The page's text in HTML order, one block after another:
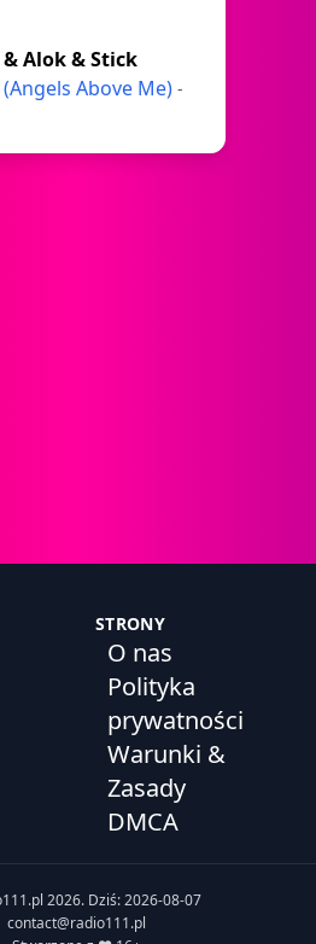
Alok & Stick
Above Me) -
STRONY
O nas
Polityka
prywatności
Warunki &
Zasady
DMCA
2026. Dziś: 2026-08-07
contact@radio111.pl